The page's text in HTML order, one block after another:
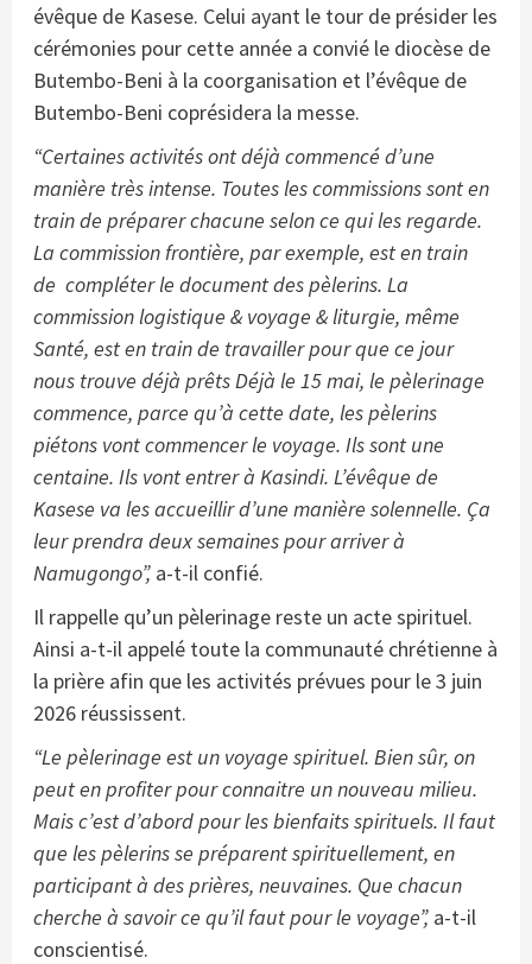
évêque de Kasese. Celui ayant le tour de présider les
cérémonies pour cette année a convié le diocèse de
Butembo-Beni à la coorganisation et l’évêque de
Butembo-Beni coprésidera la messe.
“Certaines activités ont déjà commencé d’une
manière très intense. Toutes les commissions sont en
train de préparer chacune selon ce qui les regarde.
La commission frontière, par exemple, est en train
de compléter le document des pèlerins. La
commission logistique & voyage & liturgie, même
Santé, est en train de travailler pour que ce jour
nous trouve déjà prêts Déjà le 15 mai, le pèlerinage
commence, parce qu’à cette date, les pèlerins
piétons vont commencer le voyage. Ils sont une
centaine. Ils vont entrer à Kasindi. L’évêque de
Kasese va les accueillir d’une manière solennelle. Ça
leur prendra deux semaines pour arriver à
Namugongo”, a-t-il confié.
Il rappelle qu’un pèlerinage reste un acte spirituel.
Ainsi a-t-il appelé toute la communauté chrétienne à
la prière afin que les activités prévues pour le 3 juin
2026 réussissent.
“Le pèlerinage est un voyage spirituel. Bien sûr, on
peut en profiter pour connaitre un nouveau milieu.
Mais c’est d’abord pour les bienfaits spirituels. Il faut
que les pèlerins se préparent spirituellement, en
participant à des prières, neuvaines. Que chacun
cherche à savoir ce qu’il faut pour le voyage”, a-t-il
conscientisé.